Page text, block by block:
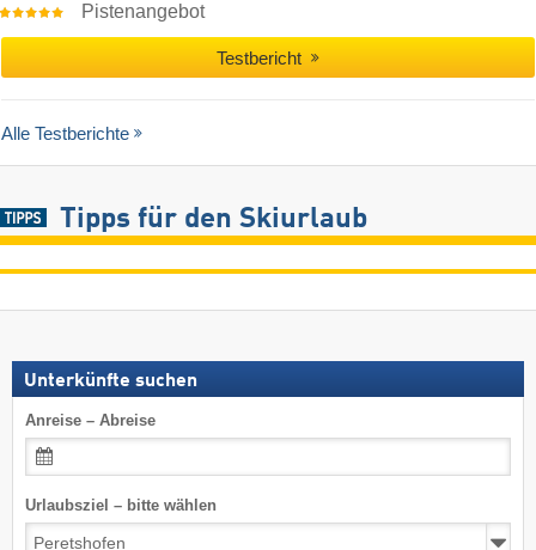
Pistenangebot
Testbericht
Alle Testberichte
Tipps für den Skiurlaub
Unterkünfte suchen
Anreise – Abreise
Urlaubsziel – bitte wählen